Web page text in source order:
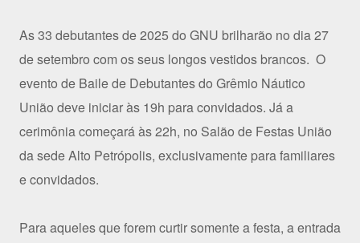
As 33 debutantes de 2025 do GNU brilharão no dia 27
de setembro com os seus longos vestidos brancos. O
evento de Baile de Debutantes do Grêmio Náutico
União deve iniciar às 19h para convidados. Já a
cerimônia começará às 22h, no Salão de Festas União
da sede Alto Petrópolis, exclusivamente para familiares
e convidados.
Para aqueles que forem curtir somente a festa, a entrada